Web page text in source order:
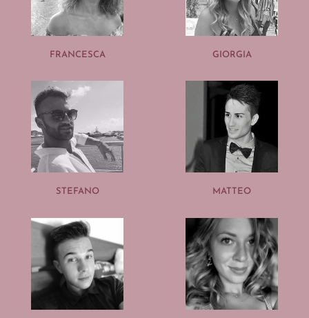
FRANCESCA GIORGIA
STEFANO MATTEO